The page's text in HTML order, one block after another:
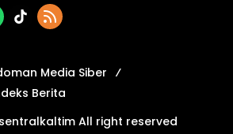
Media Siber
Berita
All right reserved